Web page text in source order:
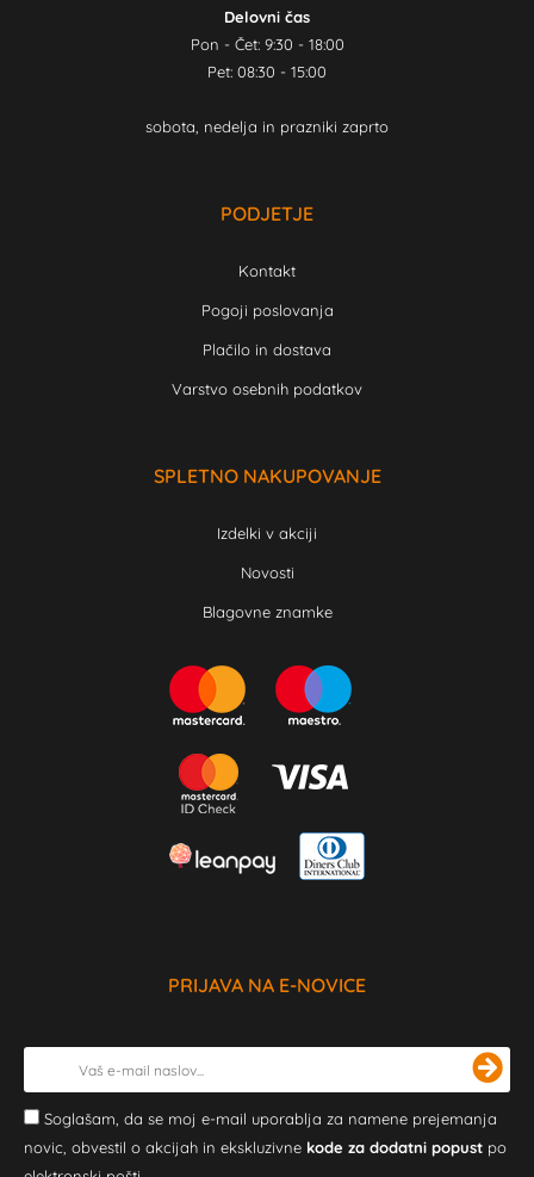
Delovni čas
Pon - Čet: 9:30 - 18:00
Pet: 08:30 - 15:00
sobota, nedelja in prazniki zaprto
PODJETJE
Kontakt
Pogoji poslovanja
Plačilo in dostava
Varstvo osebnih podatkov
SPLETNO NAKUPOVANJE
Izdelki v akciji
Novosti
Blagovne znamke
PRIJAVA NA E-NOVICE
Soglašam, da se moj e-mail uporablja za namene prejemanja
novic, obvestil o akcijah in ekskluzivne kode za dodatni popust po